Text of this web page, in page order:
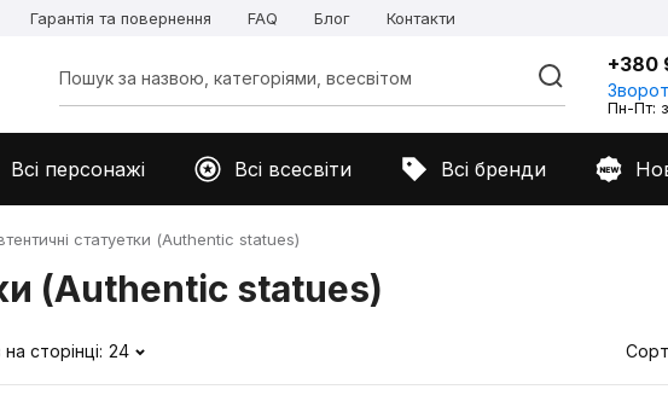
Гарантія та повернення FAQ Блог Контакти
+380
Пн-Пт:
Всі персонажі Всі всесвіти Всі бренди
статуетки (Authentic statues)
(Authentic statues)
сторінці: 24